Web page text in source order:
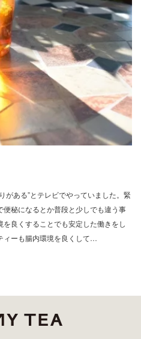
がある”とテレビでやっていました。緊
秘になるとか普段と少しでも違う事
良くすることでも安定した働きをし
ィーも腸内環境を良くして…